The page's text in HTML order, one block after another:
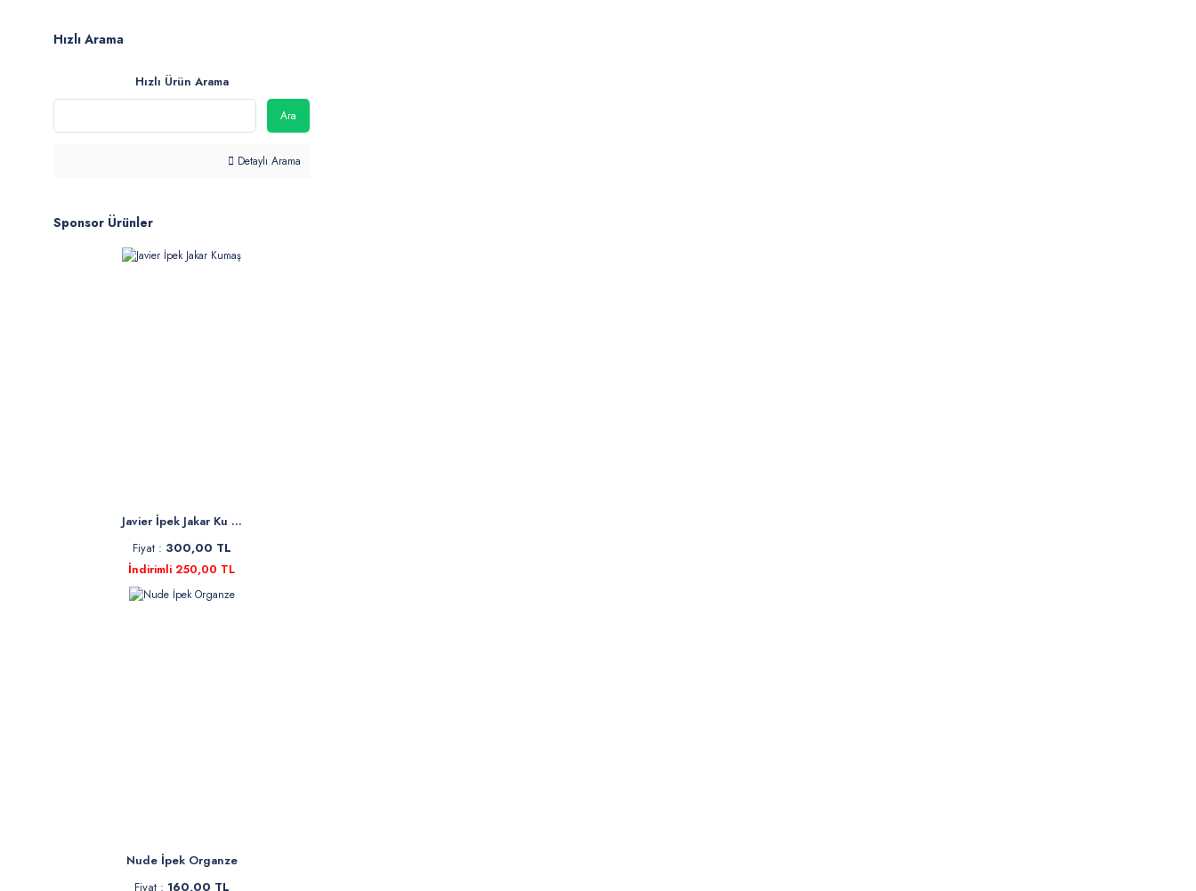
Hızlı Arama
Hızlı Ürün Arama
Ara
Detaylı Arama
Sponsor Ürünler
Javier İpek Jakar Ku ...
Fiyat : 300,00 TL
İndirimli 250,00 TL
Nude İpek Organze
Fiyat : 160,00 TL